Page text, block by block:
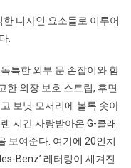
디자인 요소들로 이루어
.
특한 외부 문 손잡이와 함
한 외장 보호 스트립, 후면
보닛 모서리에 볼록 솟아
시간 사랑받아온 G-클래
보여준다. 여기에 20인치
Benz’ 레터링이 새겨진